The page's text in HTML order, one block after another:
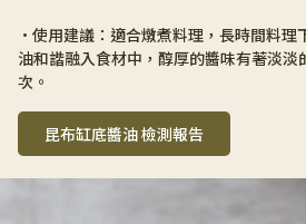
•使用建議：適合燉煮料理，長時間料理
油和諧融入食材中，醇厚的醬味有著淡淡
次。
昆布缸底醬油 檢測報告